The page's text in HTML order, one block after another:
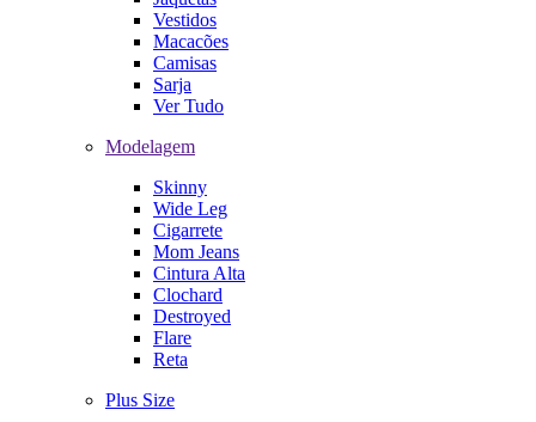
Vestidos
Macacões
Camisas
Sarja
Ver Tudo
Modelagem
Skinny
Wide Leg
Cigarrete
Mom Jeans
Cintura Alta
Clochard
Destroyed
Flare
Reta
Plus Size